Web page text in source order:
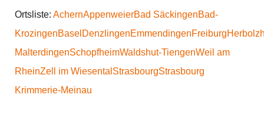
Ortsliste: AchernAppenweierBad SäckingenBad-
KrozingenBasel DenzlingenEmmendingenFreiburg
MalterdingenSchopfheimWaldshut-TiengenWeil am
RheinZell im Wiesental StrasbourgStrasbourg
Krimmerie-Meinau